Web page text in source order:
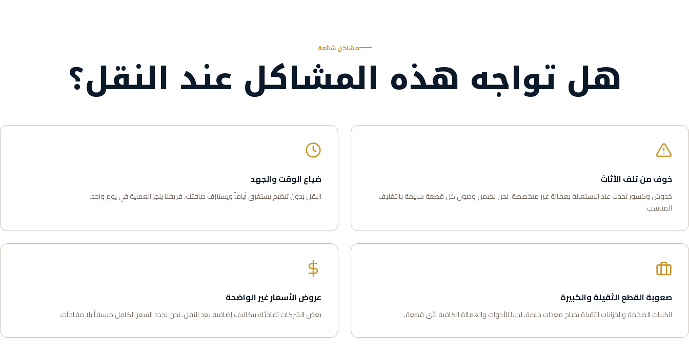
مشاكل شائعة
هل تواجه هذه المشاكل عند النقل؟
خوف من تلف الأثاث
خدوش وكسور تحدث عند الاستعانة بعمالة غير متخصصة. نحن نضمن وصول كل قطعة سليمة بالتغليف
المناسب.
ضياع الوقت والجهد
النقل بدون تنظيم يستغرق أياماً ويستنزف طاقتك. فريقنا ينجز العملية في يوم واحد.
صعوبة القطع الثقيلة والكبيرة
الكنبات الضخمة والخزانات الثقيلة تحتاج معدات خاصة. لدينا الأدوات والعمالة الكافية لأي قطعة.
عروض الأسعار غير الواضحة
بعض الشركات تفاجئك بتكاليف إضافية بعد النقل. نحن نحدد السعر الكامل مسبقاً بلا مفاجآت.